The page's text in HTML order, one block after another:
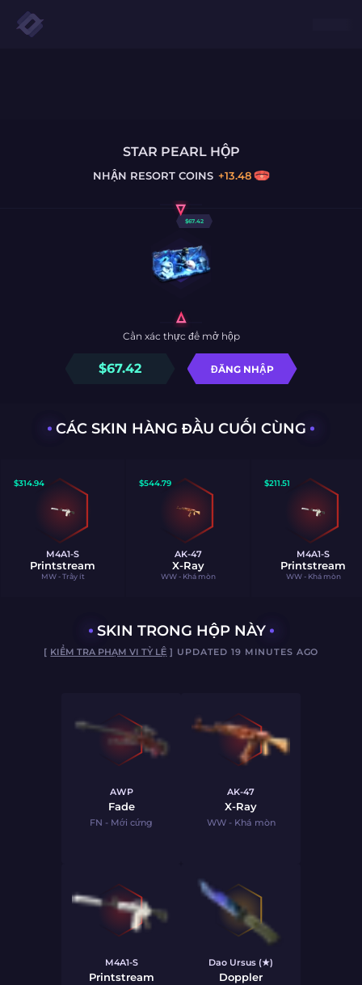
STAR PEARL HỘP
NHẬN RESORT COINS +13.48
$67.42
$67.42 ĐĂNG NHẬP
Cần xác thực để mở hộp
CÁC SKIN HÀNG ĐẦU CUỐI CÙNG
$314.94
M4A1-S
Printstream
MW - Trầy ít
$544.79
AK-47
X-Ray
WW - Khá mòn
$211.51
M4A1-S
Printstream
WW - Khá mòn
SKIN TRONG HỘP NÀY
[ KIỂM TRA PHẠM VI TỶ LỆ ] UPDATED 19 MINUTES AGO
AWP
Fade
FN - Mới cứng
AK-47
X-Ray
WW - Khá mòn
M4A1-S
Printstream
Dao Ursus (★)
Doppler